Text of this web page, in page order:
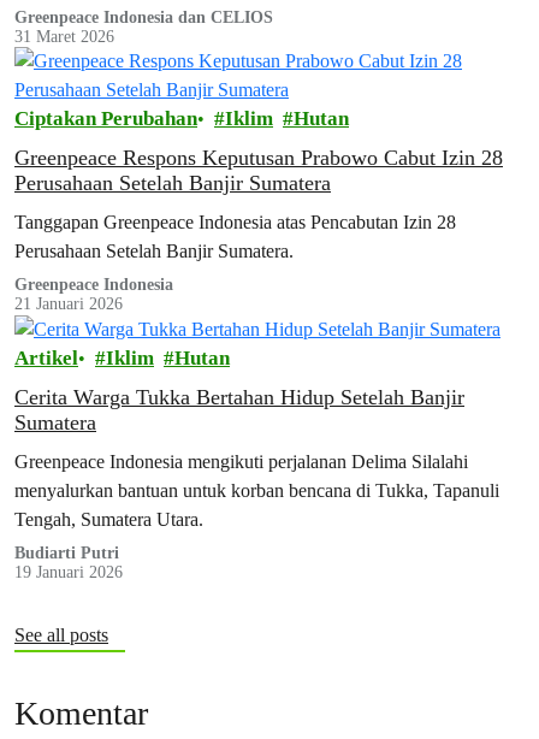
energi bersih di Indonesia masih menghadapi…
Greenpeace Indonesia dan CELIOS
31 Maret 2026
Ciptakan Perubahan Iklim Hutan
Greenpeace Respons Keputusan Prabowo Cabut Izin 28
Perusahaan Setelah Banjir Sumatera
Tanggapan Greenpeace Indonesia atas Pencabutan Izin 28
Perusahaan Setelah Banjir Sumatera.
Greenpeace Indonesia
21 Januari 2026
Artikel Iklim Hutan
Cerita Warga Tukka Bertahan Hidup Setelah Banjir
Sumatera
Greenpeace Indonesia mengikuti perjalanan Delima Silalahi
menyalurkan bantuan untuk korban bencana di Tukka, Tapanuli
Tengah, Sumatera Utara.
Budiarti Putri
19 Januari 2026
See all posts
Komentar